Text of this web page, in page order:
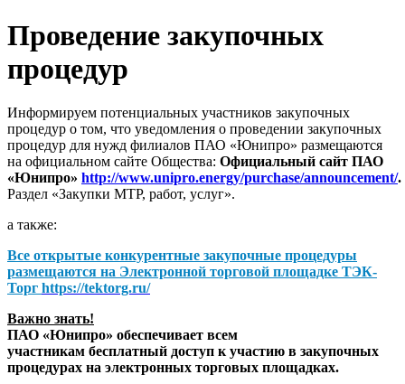
Проведение закупочных
процедур
Информируем потенциальных участников закупочных
процедур о том, что уведомления о проведении закупочных
процедур для нужд филиалов ПАО «Юнипро» размещаются
на официальном сайте Общества: Официальный сайт ПАО
«Юнипро» http://www.unipro.energy/purchase/announcement/.
Раздел «Закупки МТР, работ, услуг».
а также:
Все открытые конкурентные закупочные процедуры
размещаются на Электронной торговой площадке ТЭК-
Торг https://tektorg.ru/
Важно знать!
ПАО «Юнипро» обеспечивает всем
участникам бесплатный доступ к участию в закупочных
процедурах на электронных торговых площадках.